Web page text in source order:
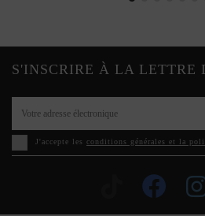
S'INSCRIRE À LA LETTRE
J'accepte les conditions générales et la